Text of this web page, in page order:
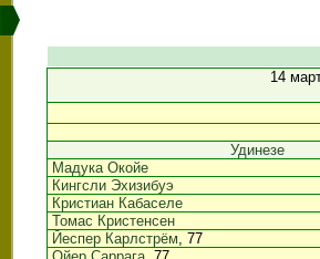
14
Удинезе
Мадука Окойе
Кингсли Эхизибуэ
Кристиан Кабаселе
Томас Кристенсен
Йеспер Карлстрём, 77